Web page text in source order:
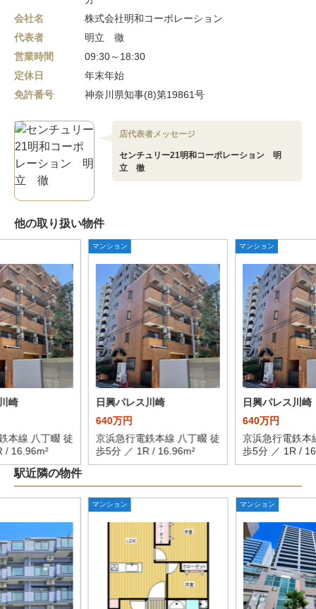
会社名
株式会社明和コーポレーション
代表者
明立 徹
営業時間
09:30～18:30
定休日
年末年始
免許番号
神奈川県知事(8)第19861号
店代表者メッセージ
センチュリー21明和コーポレーション 明
立 徹
他の取り扱い物件
崎
本線 八丁畷 徒
/ 16.96m²
マンション
日興パレス川崎
640万円
京浜急行電鉄本線 八丁畷 徒
歩5分 ／ 1R / 16.96m²
マンション
日興パレス川崎
640万円
京浜急行電鉄本
歩5分 ／ 1R /
駅近隣の物件
マンション マンション